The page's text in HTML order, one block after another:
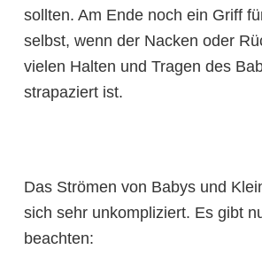
sollten. Am Ende noch ein Griff
selbst, wenn der Nacken oder
vielen Halten und Tragen des
strapaziert ist.
Das Strömen von Babys und
sich sehr unkompliziert. Es gibt
beachten: